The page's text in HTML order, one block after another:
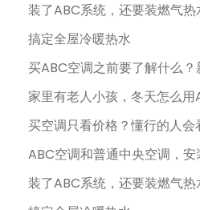
装了ABC系统，还要装燃气
搞定全屋冷暖热水
买ABC空调之前要了解什么？
家里有老人小孩，冬天怎么用
买空调只看价格？懂行的人
ABC空调和普通中央空调，安
装了ABC系统，还要装燃气